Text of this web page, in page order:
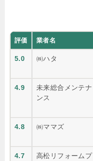
評価 業者名
5.0 ㈱ハタ
4.9
未来総合メンテナ
ンス
4.8 ㈱ママズ
4.7
高松リフォームプ